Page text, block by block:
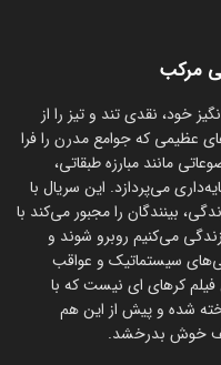
مرکب
خود، نقدی تند و تیز را از
عظیمی که جوامع مدرن را فرا
مانند مبارزه طبقاتی،
می‌پردازد. این سریال با
بینندگان را مجبور می‌کند با
می‌کنیم روبرو شوند و
سیستماتیک و عواقب
کرهای ای نیست که با
شده و پیش از این هم
خوش بدرخشد.